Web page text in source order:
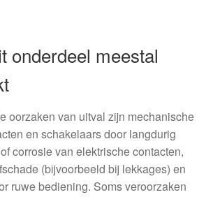
onderdeel meestal
oorzaken van uitval zijn mechanische
en schakelaars door langdurig
corrosie van elektrische contacten,
(bijvoorbeeld bij lekkages) en
ruwe bediening. Soms veroorzaken